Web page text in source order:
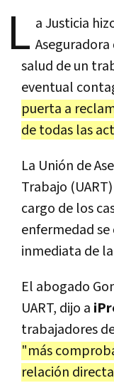
L a Justicia
salud de un
eventual
puerta a
de todas las
La Unión de
Trabajo
cargo de los
enfermedad
inmediata de
El abogado
UART, dijo a
trabajadores
"más
relación